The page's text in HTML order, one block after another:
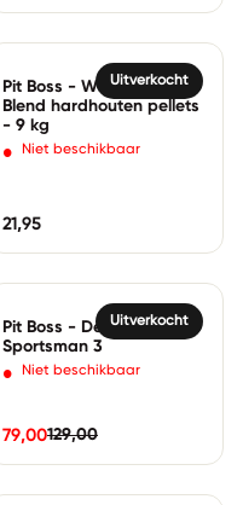
Uitverkocht
Pit Boss - Whiskey Barrel
Blend hardhouten pellets
- 9 kg
• Niet beschikbaar
Normale prijs
21,95
Uitverkocht
Pit Boss - Deluxe cart -
Sportsman 3
• Niet beschikbaar
Normale prijs
129,00
Verkoopprijs
79,00